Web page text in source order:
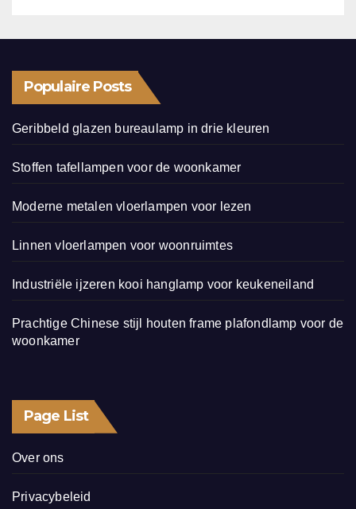
Populaire Posts
Geribbeld glazen bureaulamp in drie kleuren
Stoffen tafellampen voor de woonkamer
Moderne metalen vloerlampen voor lezen
Linnen vloerlampen voor woonruimtes
Industriële ijzeren kooi hanglamp voor keukeneiland
Prachtige Chinese stijl houten frame plafondlamp voor de
woonkamer
Page List
Over ons
Privacybeleid